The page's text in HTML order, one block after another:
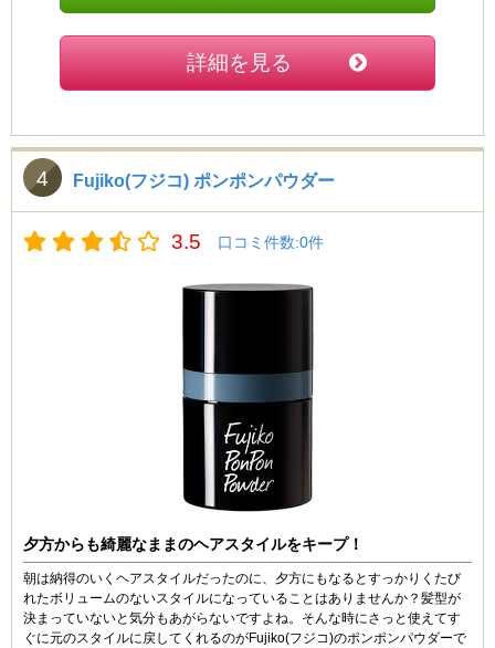
詳細を見る
4 Fujiko(フジコ) ポンポンパウダー
3.5 口コミ件数:0件
夕方からも綺麗なままのヘアスタイルをキープ！
朝は納得のいくヘアスタイルだったのに、夕方にもなるとすっかりくたび
れたボリュームのないスタイルになっていることはありませんか？髪型が
決まっていないと気分もあがらないですよね。そんな時にさっと使えてす
ぐに元のスタイルに戻してくれるのがFujiko(フジコ)のポンポンパウダーで